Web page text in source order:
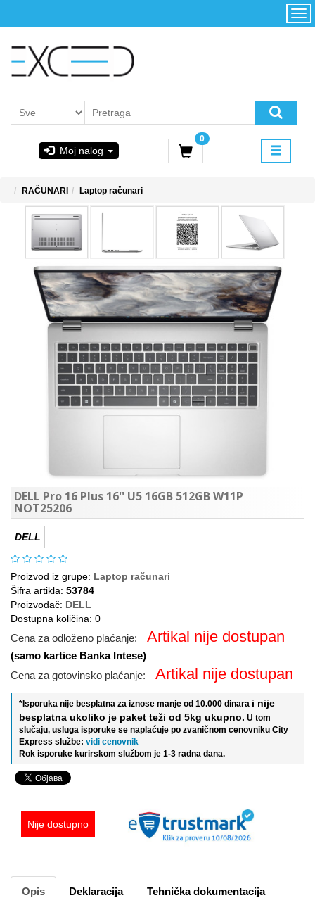
Moj nalog
0
Početna
korišćenja i
PoweredByAsus
MICROSOFT
RAČUNARI Laptop računari
DELL Pro 16 Plus 16'' U5 16GB 512GB W11P
NOT25206
DELL
Proizvod iz grupe: Laptop računari
Šifra artikla: 53784
Proizvođač: DELL
Dostupna količina: 0
Cena za odloženo plaćanje: Artikal nije dostupan
(samo kartice Banka Intese)
Cena za gotovinsko plaćanje:
Artikal nije dostupan
*Isporuka nije besplatna za iznose manje od 10.000 dinara i nije
besplatna ukoliko je paket teži od 5kg ukupno. U tom
slučaju, usluga isporuke se naplaćuje po zvaničnom cenovniku City
Express službe: vidi cenovnik
Rok isporuke kurirskom službom je 1-3 radna dana.
Nije dostupno
Opis Deklaracija Tehnička dokumentacija